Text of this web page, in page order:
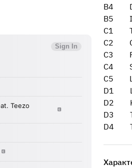
B4
B5 I
C1
C2
C3
C4
C5
D1
D2
D3
D4 Til